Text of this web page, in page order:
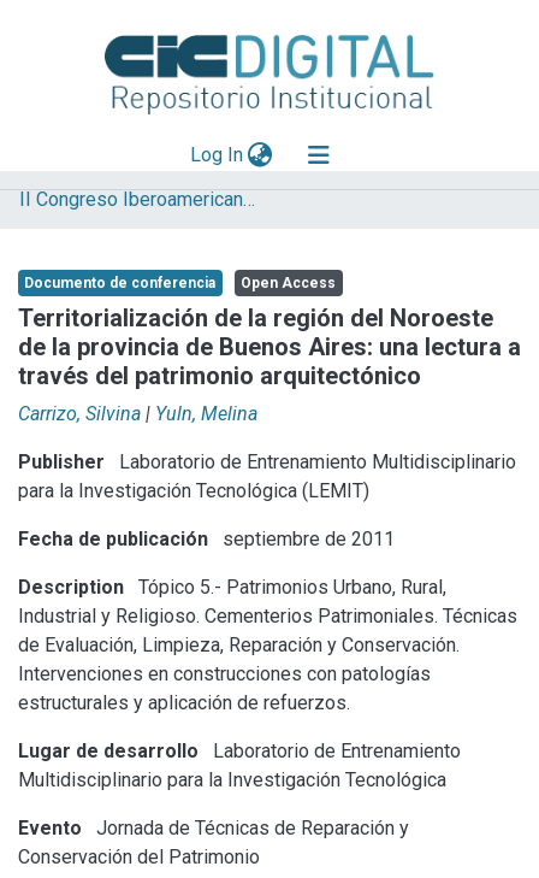
Log In(current)
Explorar
Aportar material
Statistics
II Congreso Iberoamericano y X Jornada de Técnicas de Reparación y Conservación del Patrimonio
Documento de conferencia Open Access
Territorialización de la región del Noroeste
de la provincia de Buenos Aires: una lectura a
través del patrimonio arquitectónico
Carrizo, Silvina | Yuln, Melina
Publisher
Laboratorio de Entrenamiento Multidisciplinario
para la Investigación Tecnológica (LEMIT)
Fecha de publicación septiembre de 2011
Description
Tópico 5.- Patrimonios Urbano, Rural,
Industrial y Religioso. Cementerios Patrimoniales. Técnicas
de Evaluación, Limpieza, Reparación y Conservación.
Intervenciones en construcciones con patologías
estructurales y aplicación de refuerzos.
Lugar de desarrollo
Laboratorio de Entrenamiento
Multidisciplinario para la Investigación Tecnológica
Evento
Jornada de Técnicas de Reparación y
Conservación del Patrimonio